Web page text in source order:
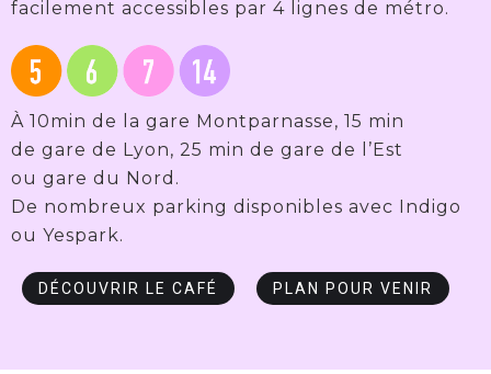
facilement accessibles par 4 lignes de métro.
À 10min de la gare Montparnasse, 15 min
de gare de Lyon, 25 min de gare de l’Est
ou gare du Nord.
De nombreux parking disponibles avec Indigo
ou Yespark.
DÉCOUVRIR LE CAFÉ PLAN POUR VENIR